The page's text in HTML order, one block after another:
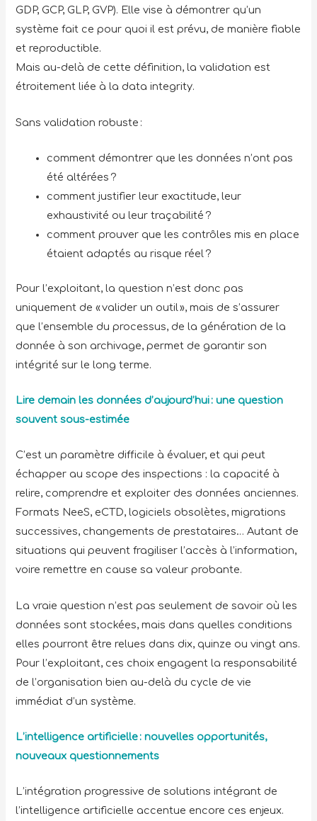
GDP, GCP, GLP, GVP). Elle vise à démontrer qu’un
système fait ce pour quoi il est prévu, de manière fiable
et reproductible.
Mais au-delà de cette définition, la validation est
étroitement liée à la data integrity.
Sans validation robuste :
comment démontrer que les données n’ont pas
été altérées ?
comment justifier leur exactitude, leur
exhaustivité ou leur traçabilité ?
comment prouver que les contrôles mis en place
étaient adaptés au risque réel ?
Pour l’exploitant, la question n’est donc pas
uniquement de « valider un outil », mais de s’assurer
que l’ensemble du processus, de la génération de la
donnée à son archivage, permet de garantir son
intégrité sur le long terme.
Lire demain les données d’aujourd’hui : une question
souvent sous-estimée
C’est un paramètre difficile à évaluer, et qui peut
échapper au scope des inspections : la capacité à
relire, comprendre et exploiter des données anciennes.
Formats NeeS, eCTD, logiciels obsolètes, migrations
successives, changements de prestataires… Autant de
situations qui peuvent fragiliser l’accès à l’information,
voire remettre en cause sa valeur probante.
La vraie question n’est pas seulement de savoir où les
données sont stockées, mais dans quelles conditions
elles pourront être relues dans dix, quinze ou vingt ans.
Pour l’exploitant, ces choix engagent la responsabilité
de l’organisation bien au-delà du cycle de vie
immédiat d’un système.
L’intelligence artificielle : nouvelles opportunités,
nouveaux questionnements
L’intégration progressive de solutions intégrant de
l’intelligence artificielle accentue encore ces enjeux.